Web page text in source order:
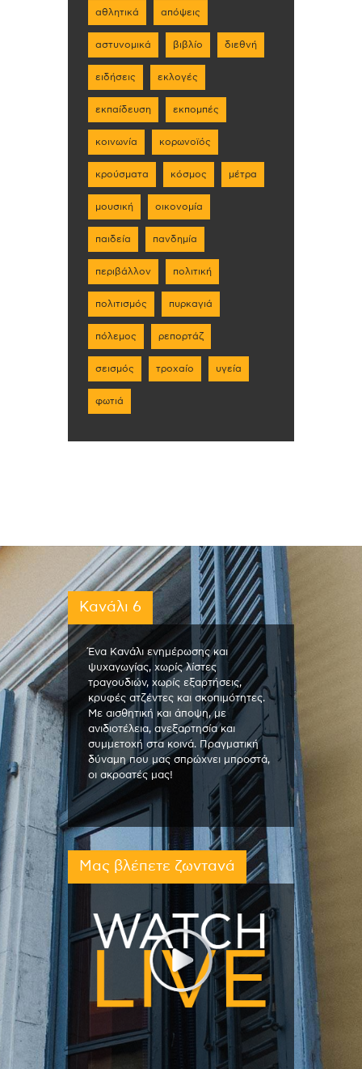
αθλητικά απόψεις
αστυνομικά βιβλίο διεθνή
ειδήσεις εκλογές
εκπαίδευση εκπομπές
κοινωνία κορωνοϊός
κρούσματα κόσμος μέτρα
μουσική οικονομία
παιδεία πανδημία
περιβάλλον πολιτική
πολιτισμός πυρκαγιά
πόλεμος ρεπορτάζ
σεισμός τροχαίο υγεία
φωτιά
Κανάλι 6
Ένα Κανάλι ενημέρωσης και
ψυχαγωγίας, χωρίς λίστες
τραγουδιών, χωρίς εξαρτήσεις,
κρυφές ατζέντες και σκοπιμότητες.
Με αισθητική και άποψη, με
ανιδιοτέλεια, ανεξαρτησία και
συμμετοχή στα κοινά. Πραγματική
δύναμη που μας σπρώχνει μπροστά,
οι ακροατές μας!
Μας βλέπετε ζωντανά